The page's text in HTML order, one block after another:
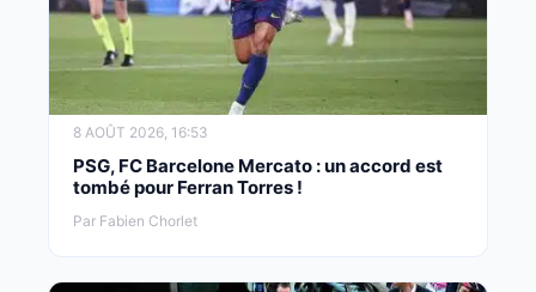
8 AOÛT 2026, 16:53
PSG, FC Barcelone Mercato : un accord est
tombé pour Ferran Torres !
Par Fabien Chorlet